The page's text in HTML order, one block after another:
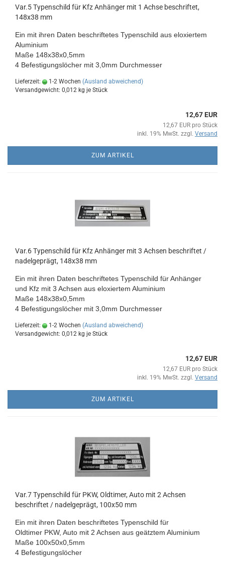
Var.5 Typenschild für Kfz Anhänger mit 1 Achse beschriftet,
148x38 mm
Ein mit ihren Daten beschriftetes Typenschild aus eloxiertem
Aluminium
Maße 148x38x0,5mm
4 Befestigungslöcher mit 3,0mm Durchmesser
Lieferzeit: 1-2 Wochen (Ausland abweichend)
Versandgewicht: 0,012 kg je Stück
12,67 EUR
12,67 EUR pro Stück
inkl. 19% MwSt. zzgl. Versand
ZUM ARTIKEL
Var.6 Typenschild für Kfz Anhänger mit 3 Achsen beschriftet /
nadelgeprägt, 148x38 mm
Ein mit ihren Daten beschriftetes Typenschild für Anhänger
und Kfz mit 3 Achsen aus eloxiertem Aluminium
Maße 148x38x0,5mm
4 Befestigungslöcher mit 3,0mm Durchmesser
Lieferzeit: 1-2 Wochen (Ausland abweichend)
Versandgewicht: 0,012 kg je Stück
12,67 EUR
12,67 EUR pro Stück
inkl. 19% MwSt. zzgl. Versand
ZUM ARTIKEL
Var.7 Typenschild für PKW, Oldtimer, Auto mit 2 Achsen
beschriftet / nadelgeprägt, 100x50 mm
Ein mit ihren Daten beschriftetes Typenschild für
Oldtimer PKW, Auto mit 2 Achsen aus geätztem Aluminium
Maße 100x50x0,5mm
4 Befestigungslöcher